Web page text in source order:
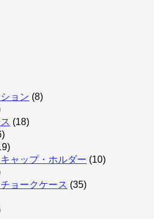
ョン (8)
(18)
ャップ・ホルダー (10)
ョークケース (35)